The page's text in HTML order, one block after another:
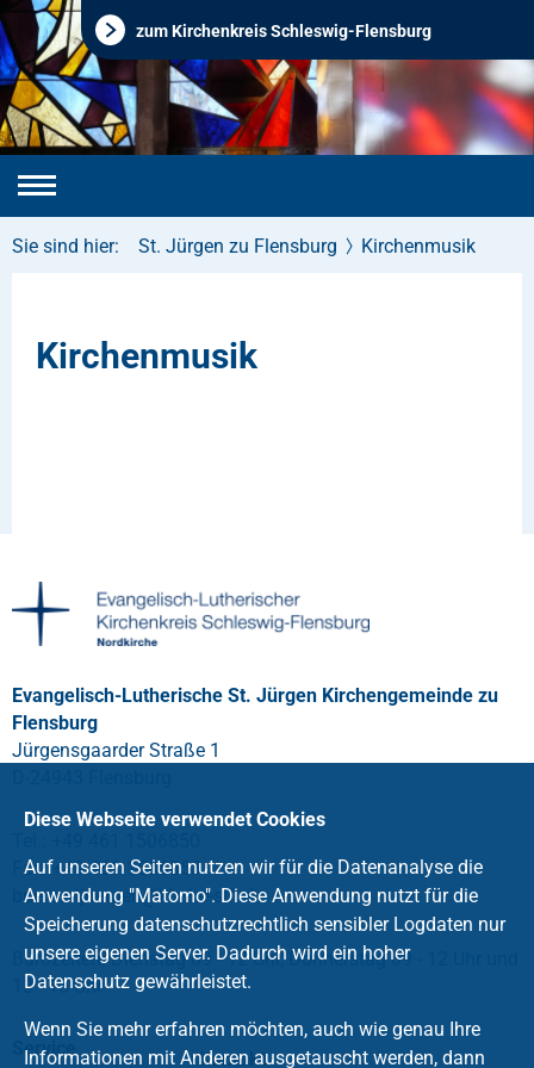
zum Kirchenkreis Schleswig-Flensburg
Sie sind hier: St. Jürgen zu Flensburg Kirchenmusik
Kirchenmusik
Evangelisch-Lutherische St. Jürgen Kirchengemeinde zu
Flensburg
Jürgensgaarder Straße 1
Fax: +49 461 1506853
buero.stjuergen@kirche-slfl.de
Bürozeiten: Dienstag 09 - 12 Uhr, Donnerstag 09 - 12 Uhr und
13 - 16 Uhr
Service Kontakt
Diese Webseite verwendet Cookies
Auf unseren Seiten nutzen wir für die Datenanalyse die
Anwendung "Matomo". Diese Anwendung nutzt für die
Speicherung datenschutzrechtlich sensibler Logdaten nur
unsere eigenen Server. Dadurch wird ein hoher
Datenschutz gewährleistet.
Wenn Sie mehr erfahren möchten, auch wie genau Ihre
Informationen mit Anderen ausgetauscht werden, dann